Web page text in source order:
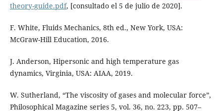
theory-guide.pdf, [consultado el 5 de julio de 2020].
F. White, Fluids Mechanics, 8th ed., New York, USA:
McGraw-Hill Education, 2016.
J. Anderson, Hipersonic and high temperature gas
dynamics, Virginia, USA: AIAA, 2019.
W. Sutherland, “The viscosity of gases and molecular force”,
Philosophical Magazine series 5, vol. 36, no. 223, pp. 507–